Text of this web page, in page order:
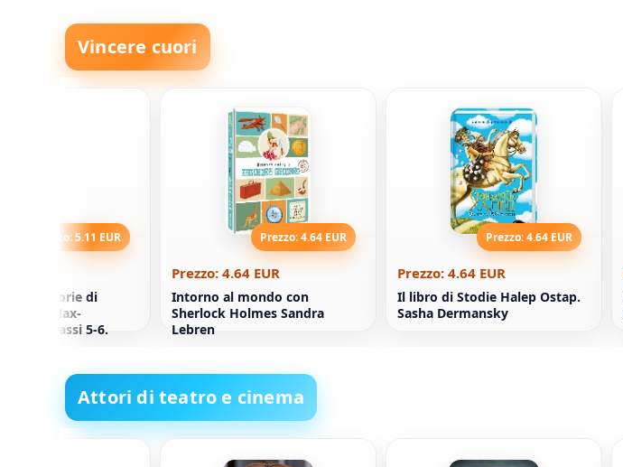
Vincere cuori
Prezzo: 5.11 EUR
33 storie di
con Max-
Per le classi 5-6.
Prezzo: 4.64 EUR
Prezzo: 4.64 EUR
Intorno al mondo con
Sherlock Holmes Sandra
Lebren
Prezzo: 4.64 EUR
Prezzo: 4.64 EUR
Il libro di Stodie Halep Ostap.
Sasha Dermansky
Attori di teatro e cinema